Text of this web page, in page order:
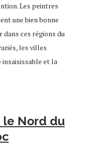
Les peintres
une bien bonne
ces régions du
les villes
insaisissable et la
le Nord du